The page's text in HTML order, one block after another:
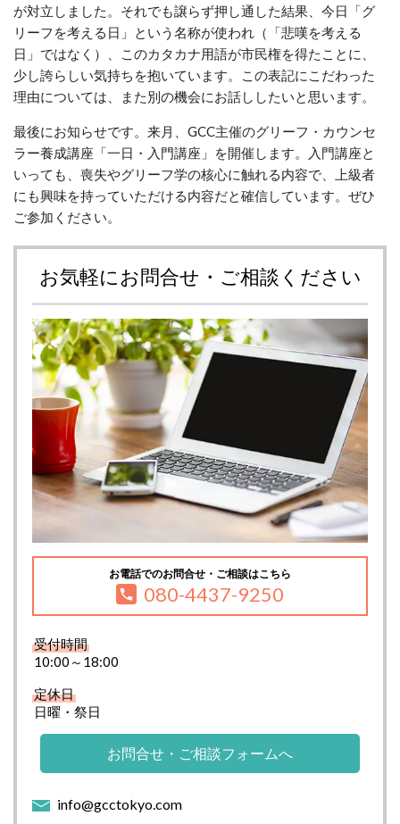
が対立しました。それでも譲らず押し通した結果、今日「グ
リーフを考える日」という名称が使われ（「悲嘆を考える
日」ではなく）、このカタカナ用語が市民権を得たことに、
少し誇らしい気持ちを抱いています。この表記にこだわった
理由については、また別の機会にお話ししたいと思います。
最後にお知らせです。来月、GCC主催のグリーフ・カウンセ
ラー養成講座「一日・入門講座」を開催します。入門講座と
いっても、喪失やグリーフ学の核心に触れる内容で、上級者
にも興味を持っていただける内容だと確信しています。ぜひ
ご参加ください。
お気軽にお問合せ・ご相談ください
お電話でのお問合せ・ご相談はこちら
080-4437-9250
受付時間
10:00～18:00
定休日
日曜・祭日
お問合せ・ご相談フォームへ
info@gcctokyo.com